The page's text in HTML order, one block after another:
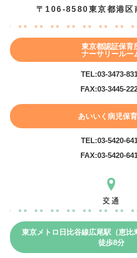
〒106-8580東京都港
東京都認証保育
ナーサリールー
TEL:03-3473-
FAX:03-3445-
あいいく病児保
TEL:03-5420-
FAX:03-5420-
交通
東京メトロ日比谷線広尾駅（恵
徒歩8分